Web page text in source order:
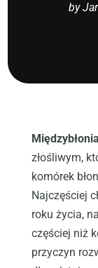
by
złośliwym,
komórek
Najczęściej
roku życia,
częściej niż
przyczyn